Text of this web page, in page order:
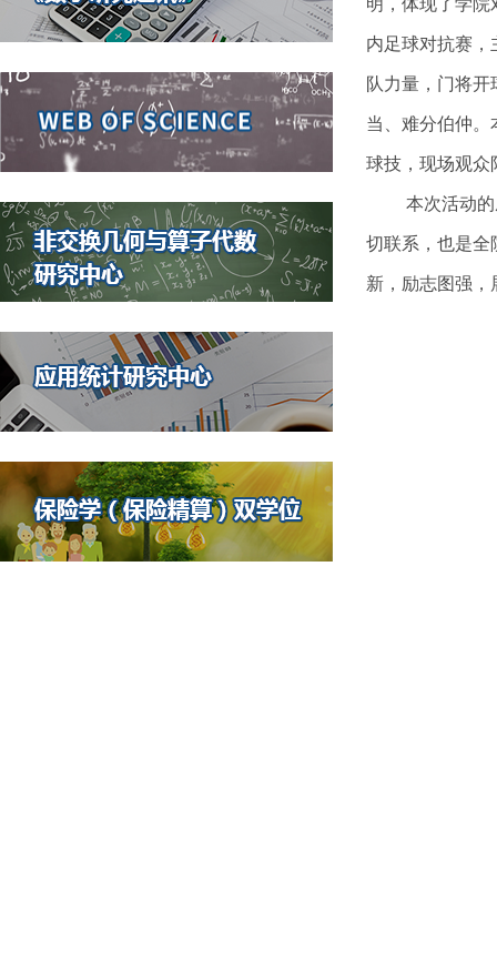
明，体现了学院
内足球对抗赛
队力量，门将
当、难分伯仲。
球技，现场观众
本次活动
切联系，也是全
新，励志图强，